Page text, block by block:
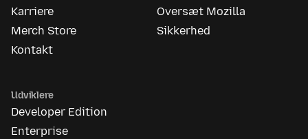
Karriere
Merch Store
Kontakt
Oversæt Mozilla
Sikkerhed
Udviklere
Developer Edition
Enterprise